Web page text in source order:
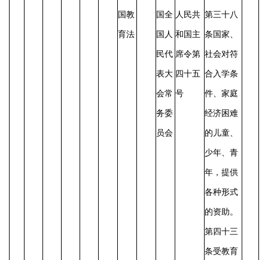
国教
育法
国全
国人
民代
表大
会常
务委
员会
人民共
和国主
席令第
四十五
号
第三十八
条国家、
社会对符
合入学条
件、家庭
经济困难
的儿童、
少年、青
年，提供
各种形式
的资助。
第四十三
条受教育